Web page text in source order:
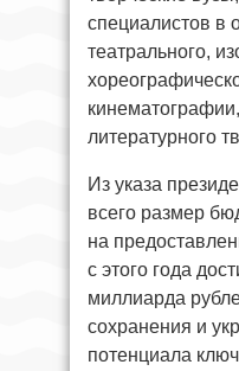
специалистов в
театрального,
литературного
Из указа
всего размер
на
с этого года
миллиарда
сохранения и
потенциала